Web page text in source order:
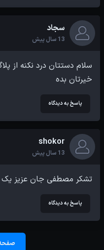
سجاد
13 سال پیش
سلام دستتان درد نکنه از
خیرتان بده
پاسخ به دیدگاه
shokor
13 سال پیش
تشکر مصطفی جان عزیز
پاسخ به دیدگاه